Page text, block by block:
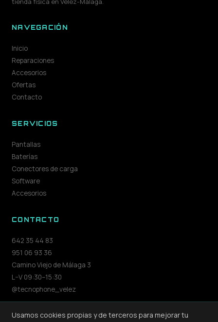
NAVEGACIÓN
Inicio
Reparaciones
Accesorios
Ofertas
Contacto
SERVICIOS
Pantallas
Baterías
Conectores de carga
Software
Accesorios
CONTACTO
642 35 44 83
951 06 93 36
Camino Viejo de Málaga 3
L–V 09:30–15:30
@tecnophone_velez
Usamos cookies propias y de terceros para mejorar tu